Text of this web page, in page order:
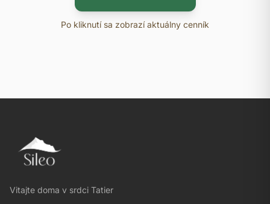
Po kliknutí sa zobrazí aktuálny cenník
Vitajte doma v srdci Tatier